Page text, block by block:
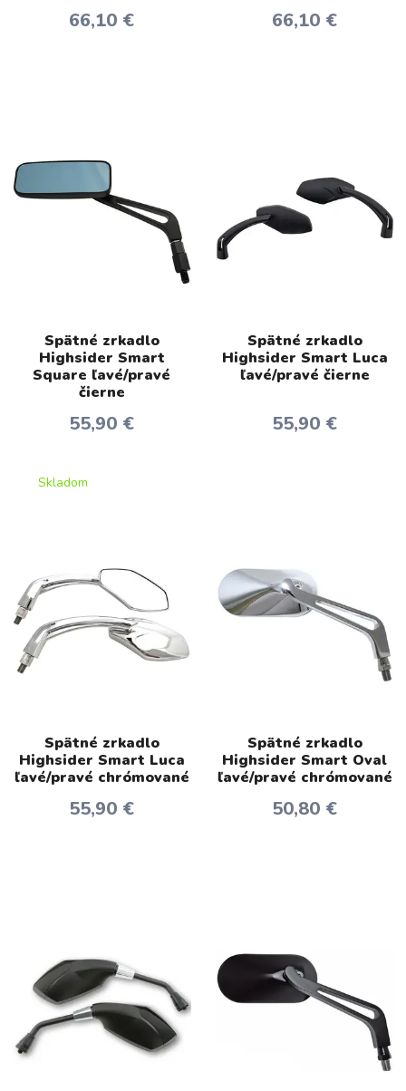
66,10 € 66,10 €
Spätné zrkadlo
Highsider Smart
Square ľavé/pravé
čierne
55,90 €
Skladom
Spätné zrkadlo
Highsider Smart Luca
ľavé/pravé čierne
55,90 €
Spätné zrkadlo
Highsider Smart Luca
ľavé/pravé chrómované
55,90 €
Spätné zrkadlo
Highsider Smart Oval
ľavé/pravé chrómované
50,80 €